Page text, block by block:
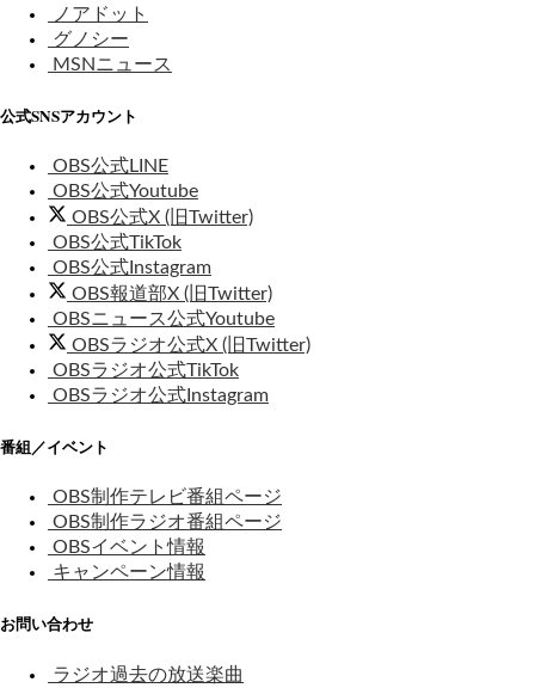
ノアドット
グノシー
MSNニュース
公式SNSアカウント
OBS公式LINE
OBS公式Youtube
OBS公式X (旧Twitter)
OBS公式TikTok
OBS公式Instagram
OBS報道部X (旧Twitter)
OBSニュース公式Youtube
OBSラジオ公式X (旧Twitter)
OBSラジオ公式TikTok
OBSラジオ公式Instagram
番組／イベント
OBS制作テレビ番組ページ
OBS制作ラジオ番組ページ
OBSイベント情報
キャンペーン情報
お問い合わせ
ラジオ過去の放送楽曲